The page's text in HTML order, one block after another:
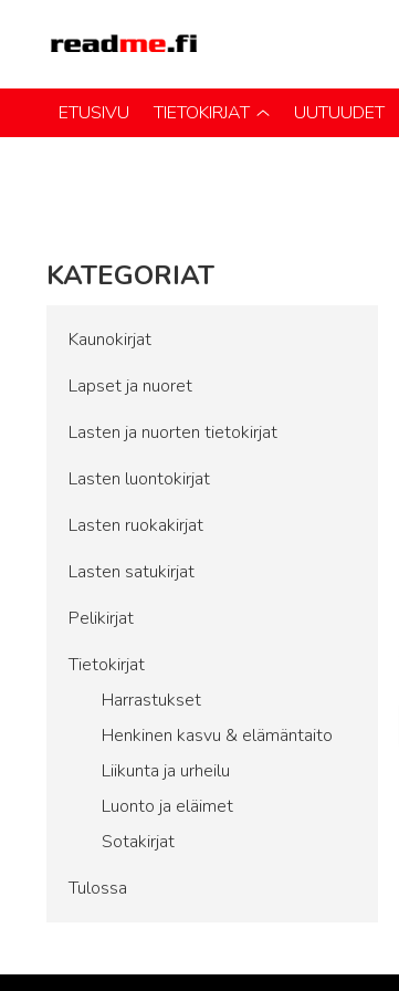
ETUSIVU TIETOKIRJAT UUTUUDET
KATEGORIAT
Kaunokirjat
Lapset ja nuoret
Lasten ja nuorten tietokirjat
Lasten luontokirjat
Lasten ruokakirjat
Lasten satukirjat
Pelikirjat
Tietokirjat
Harrastukset
Henkinen kasvu & elämäntaito
Liikunta ja urheilu
Luonto ja eläimet
Sotakirjat
Tulossa